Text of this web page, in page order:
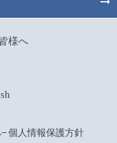
様へ
個人情報保護方針